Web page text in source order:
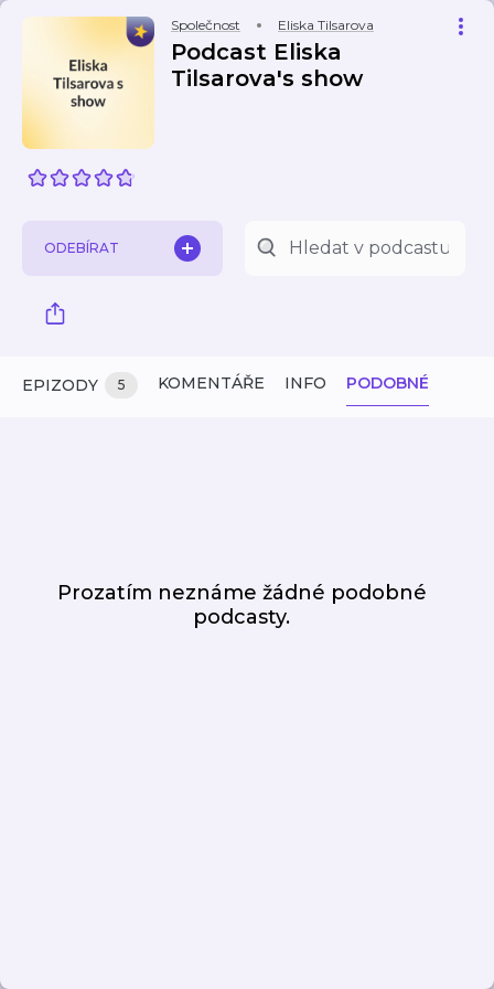
Společnost Eliska Tilsarova
Podcast Eliska
Tilsarova's show
ODEBÍRAT
EPIZODY 5 KOMENTÁŘE INFO PODOBNÉ
Prozatím neznáme žádné podobné
podcasty.